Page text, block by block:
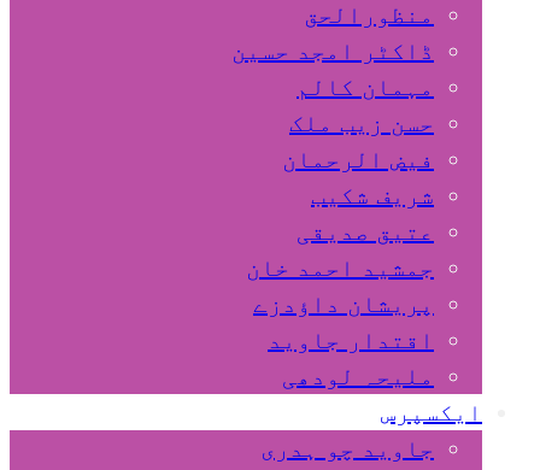
منظورالحق
ڈاکٹر امجد حسین
مہمان کالم
حسن زیب ملک
فیض الرحمان
شریف شکیب
عتیق صدیقی
جمشید احمد خان
پریشان داﺅدزے
اقتدار جاوید
ملیحہ لودھی
ایکسپرس
جاوید چو ہدری